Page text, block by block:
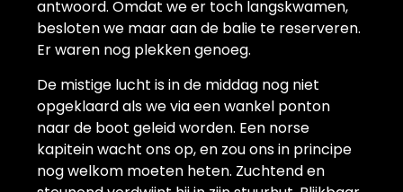
antwoord. Omdat we er toch langskwamen,
besloten we maar aan de balie te reserveren.
Er waren nog plekken genoeg.
De mistige lucht is in de middag nog niet
opgeklaard als we via een wankel ponton
naar de boot geleid worden. Een norse
kapitein wacht ons op, en zou ons in principe
nog welkom moeten heten. Zuchtend en